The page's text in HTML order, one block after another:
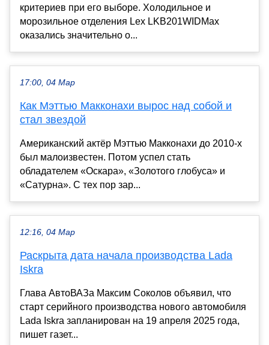
критериев при его выборе. Холодильное и
морозильное отделения Lex LKB201WIDMax
оказались значительно о...
17:00, 04 Мар
Как Мэттью Макконахи вырос над собой и
стал звездой
Американский актёр Мэттью Макконахи до 2010-х
был малоизвестен. Потом успел стать
обладателем «Оскара», «Золотого глобуса» и
«Сатурна». С тех пор зар...
12:16, 04 Мар
Раскрыта дата начала производства Lada
Iskra
Глава АвтоВАЗа Максим Соколов объявил, что
старт серийного производства нового автомобиля
Lada Iskra запланирован на 19 апреля 2025 года,
пишет газет...